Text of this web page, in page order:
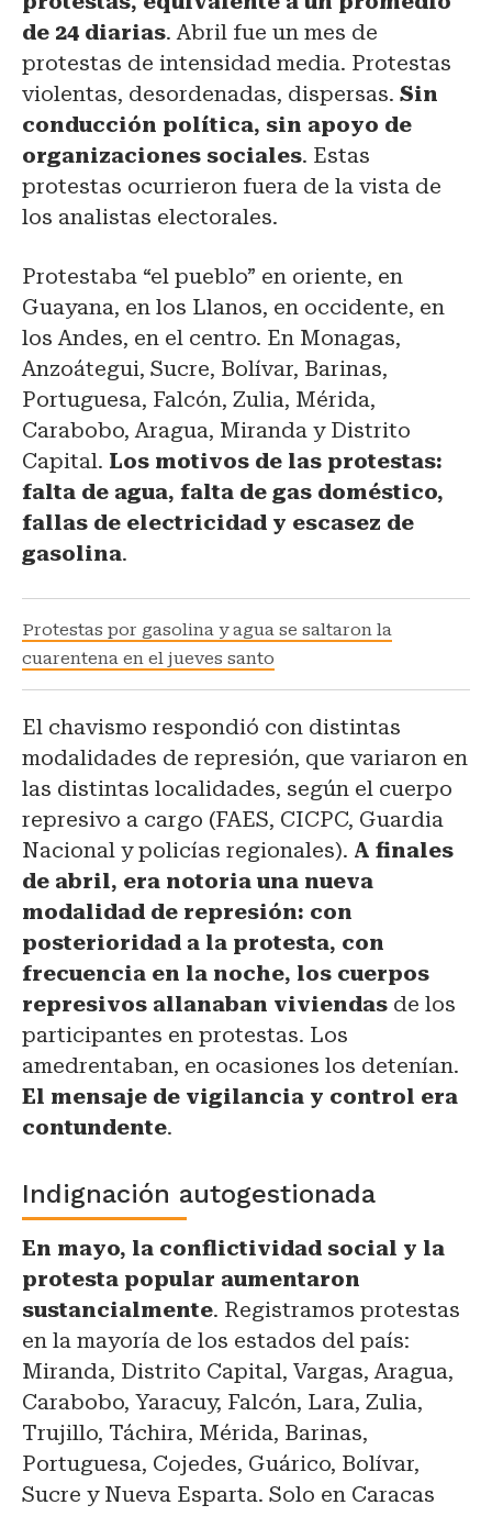
de 24 diarias. Abril fue un mes de
protestas de intensidad media. Protestas
violentas, desordenadas, dispersas. Sin
conducción política, sin apoyo de
organizaciones sociales. Estas
protestas ocurrieron fuera de la vista de
los analistas electorales.
Protestaba “el pueblo” en oriente, en
Guayana, en los Llanos, en occidente, en
los Andes, en el centro. En Monagas,
Anzoátegui, Sucre, Bolívar, Barinas,
Portuguesa, Falcón, Zulia, Mérida,
Carabobo, Aragua, Miranda y Distrito
Capital. Los motivos de las protestas:
falta de agua, falta de gas doméstico,
fallas de electricidad y escasez de
gasolina.
Protestas por gasolina y agua se saltaron la
cuarentena en el jueves santo
El chavismo respondió con distintas
modalidades de represión, que variaron en
las distintas localidades, según el cuerpo
represivo a cargo (FAES, CICPC, Guardia
Nacional y policías regionales). A finales
de abril, era notoria una nueva
modalidad de represión: con
posterioridad a la protesta, con
frecuencia en la noche, los cuerpos
represivos allanaban viviendas de los
participantes en protestas. Los
amedrentaban, en ocasiones los detenían.
El mensaje de vigilancia y control era
contundente.
Indignación autogestionada
En mayo, la conflictividad social y la
protesta popular aumentaron
sustancialmente. Registramos protestas
en la mayoría de los estados del país:
Miranda, Distrito Capital, Vargas, Aragua,
Carabobo, Yaracuy, Falcón, Lara, Zulia,
Trujillo, Táchira, Mérida, Barinas,
Portuguesa, Cojedes, Guárico, Bolívar,
Sucre y Nueva Esparta. Solo en Caracas